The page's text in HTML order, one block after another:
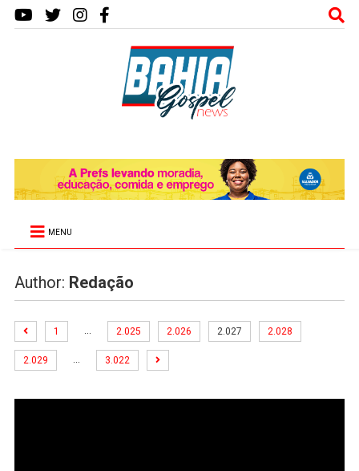
MENU
Author: Redação
1 … 2.025 2.026 2.027 2.028
2.029 … 3.022